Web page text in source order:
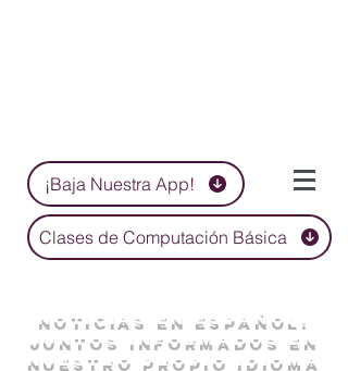
¡Baja Nuestra App!
Clases de Computación Básica
NOTICIAS EN ESPAÑOL:
JUNTOS INFORMADOS EN
NUESTRO PROPIO IDIOMA